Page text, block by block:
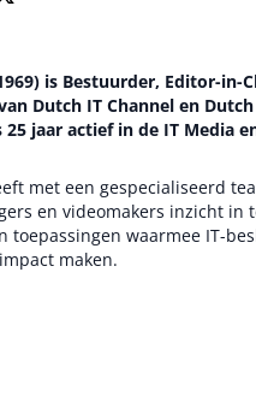
is Bestuurder, Editor-in-
Dutch IT Channel en
jaar actief in de IT Media
met een gespecialiseerd
en videomakers inzicht in
toepassingen waarmee IT-
maken.